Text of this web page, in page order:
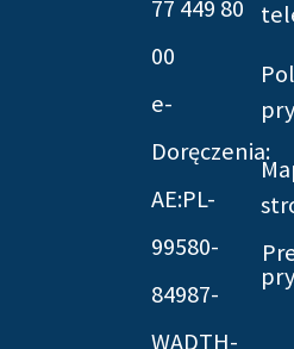
77 449 80
00
e-
Doręczenia:
AE:PL-
99580-
84987-
WADTH-